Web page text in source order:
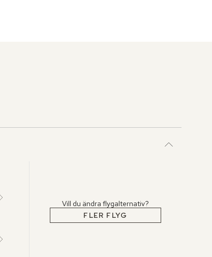
Vill du ändra flygalternativ?
FLER FLYG